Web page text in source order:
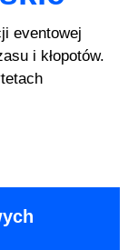
eventowej
i kłopotów.